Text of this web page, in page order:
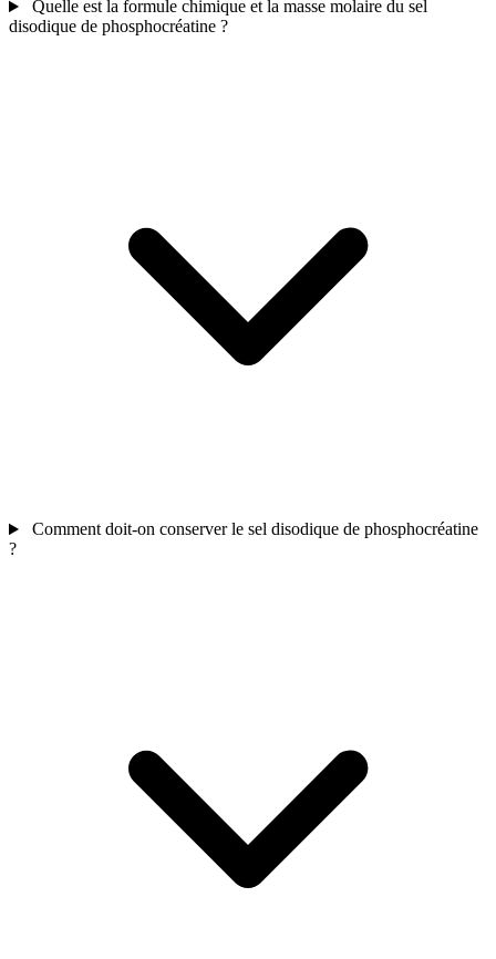
Quelle est la formule chimique et la masse molaire du sel
disodique de phosphocréatine ?
Comment doit-on conserver le sel disodique de phosphocréatine
?